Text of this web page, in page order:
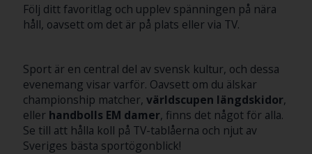
Följ ditt favoritlag och upplev spänningen på nära
håll, oavsett om det är på plats eller via TV.
Sport är en central del av svensk kultur, och dessa
evenemang visar varför. Oavsett om du älskar
championship matcher, världscupen längdskidor,
eller handbolls EM damer, finns det något för alla.
Se till att hålla koll på TV-tablåerna och njut av
Sveriges bästa sportögonblick!